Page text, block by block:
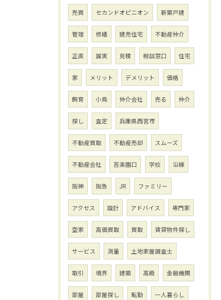
売買 セカンドオピニオン 新築戸建
管理 修繕 建売住宅 不動産仲介
正直 誠実 見積 相談窓口 住宅
家 メリット デメリット 価格
飼育 小鳥 仲介会社 売る 仲介
探し 査定 兵庫県西宮市
不動産買取 不動産売却 スムーズ
不動産会社 苦楽園口 学校 沿線
阪神 阪急 JR ファミリー
アクセス 設計 アドバイス 専門家
空家 高価買取 買取 賃貸物件探し
サービス 測量 土地家屋調査士
取引 境界 建築 高級 金融機関
部屋 部屋探し 転勤 一人暮らし